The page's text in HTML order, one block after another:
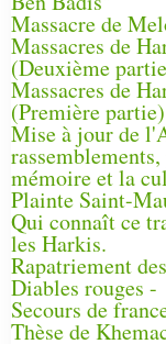
Massacre de
Massacres de
(Deuxième
Massacres de
(Première partie)
Mise à jour de
mémoire et la
Plainte Saint-
Qui connaît ce
les Harkis.
Rapatriement
Diables rouges -
Secours de
Thèse de